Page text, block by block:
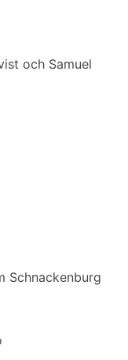
och Samuel
Schnackenburg